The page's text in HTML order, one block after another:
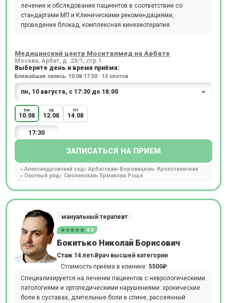
лечение и обследование пациентов в соответствии со
стандартами МП и Клиническими рекомендациями,
проведение блокад, комплексная кинезиотерапия.
Медицинский центр Моситалмед на Арбате
Москва, Арбат, д. 28/1, стр.1
Выберите день и время приёма:
Ближайшая запись: 10.08 17:30 · 13 слотов
пн
10.08
ср
12.08
пт
14.08
17:30
ЗАПИСАТЬСЯ НА ПРИЕМ
Александровский сад Арбатская Боровицкая
Кропоткинская
Охотный ряд
Смоленская Ермакова Роща
мануальный терапевт
4.3
Бокитько Николай Борисович
Стаж 14 лет Врач высшей категории
Стоимость приёма в клинике: 5500₽
Специализируется на лечении пациентов с неврологическими
патологиями и ортопедическими нарушениями: хронические
боли в суставах, длительные боли в спине, рассеянный